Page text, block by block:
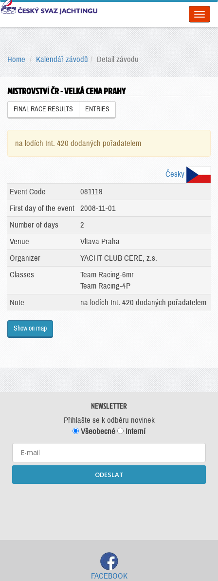
Home Kalendář závodů Detail závodu
MISTROVSTVÍ ČR - VELKÁ CENA PRAHY
FINAL RACE RESULTS ENTRIES
na lodích Int. 420 dodaných pořadatelem
Česky
Event Code
081119
First day of the event
2008-11-01
Number of days
2
Venue
Vltava Praha
Organizer
YACHT CLUB CERE, z.s.
Classes
Team Racing-6mr
Team Racing-4P
Note
na lodích Int. 420 dodaných pořadatelem
Show on map
NEWSLETTER
Přihlašte se k odběru novinek
Všeobecné
Interní
ODESLAT
FACEBOOK